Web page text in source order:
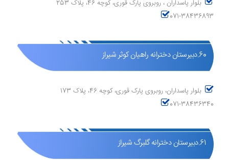
بلوار پاسداران ، روبروی پارک قوری، کوچه 46، پلاک 253
071-38436893
60.دبیرستان دخترانه راهیان کوثر شیراز
بلوار پاسداران، روبروی پارک قوری، کوچه 46، پلاک 173
071-38436340
61.دبیرستان دخترانه گلبرگ شیراز